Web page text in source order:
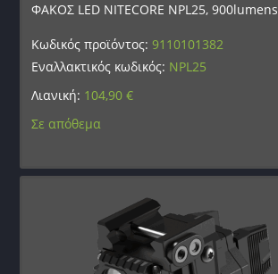
ΦΑΚΟΣ LED NITECORE NPL25, 900lumens
Κωδικός προϊόντος:9110101382
Εναλλακτικός κωδικός: NPL25
Λιανική: 104,90€
Σε απόθεμα